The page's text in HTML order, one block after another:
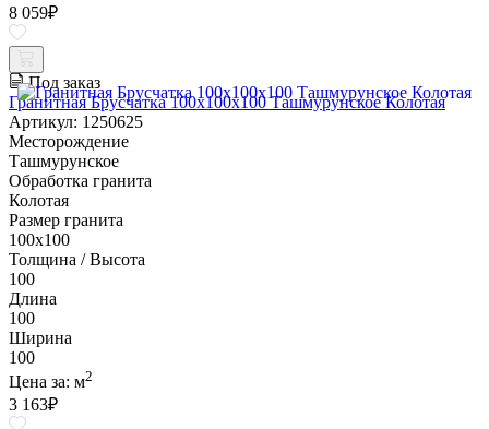
8 059₽
Под заказ
Гранитная Брусчатка 100х100x100 Ташмурунское Колотая
Артикул: 1250625
Месторождение
Ташмурунское
Обработка гранита
Колотая
Размер гранита
100х100
Толщина / Высота
100
Длина
100
Ширина
100
Цена за: м2
3 163₽